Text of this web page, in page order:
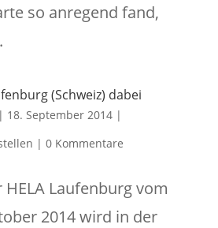
so anregend fand,
(Schweiz) dabei
| 18. September 2014|
| 0 Kommentare
Laufenburg vom
2014 wird in der